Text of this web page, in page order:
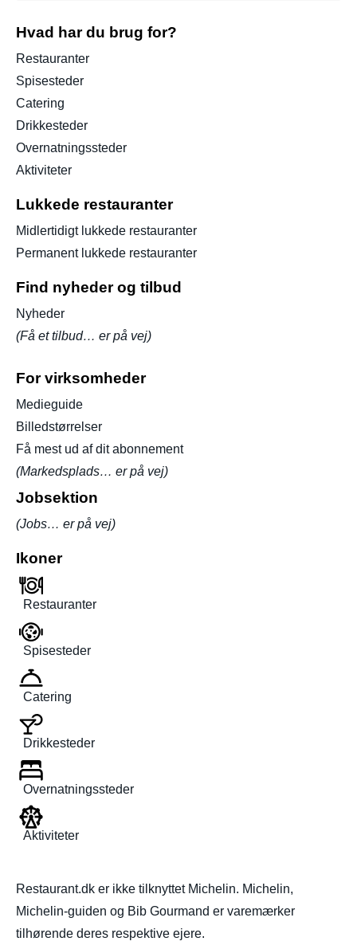
Hvad har du brug for?
Restauranter
Spisesteder
Catering
Drikkesteder
Overnatningssteder
Aktiviteter
Lukkede restauranter
Midlertidigt lukkede restauranter
Permanent lukkede restauranter
Find nyheder og tilbud
Nyheder
(Få et tilbud… er på vej)
For virksomheder
Medieguide
Billedstørrelser
Få mest ud af dit abonnement
(Markedsplads… er på vej)
Jobsektion
(Jobs… er på vej)
Ikoner
Restauranter
Spisesteder
Catering
Drikkesteder
Overnatningssteder
Aktiviteter
Restaurant.dk er ikke tilknyttet Michelin. Michelin,
Michelin-guiden og Bib Gourmand er varemærker
tilhørende deres respektive ejere.